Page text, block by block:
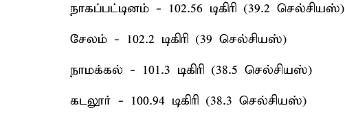
நாகப்பட்டினம் - 102.56 டிகிரி (39.2 செல்சியஸ்)
சேலம் - 102.2 டிகிரி (39 செல்சியஸ்)
நாமக்கல் - 101.3 டிகிரி (38.5 செல்சியஸ்)
கடலூர் - 100.94 டிகிரி (38.3 செல்சியஸ்)